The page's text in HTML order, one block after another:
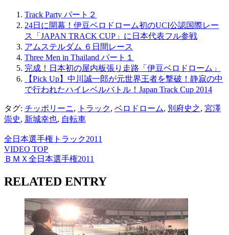
Track Party パート２
24日に開幕！伊豆ベロドローム初のUCI公認国際レー
ス「JAPAN TRACK CUP」に日本代表フル参戦
アムステルダム ６日間レース
Three Men in Thailand パート１
完成！日本初の屋内板張り走路「伊豆ベロドローム」
【Pick Up】中川誠一郎が元世界王者を撃破！静寂の中
で行われたハイレベルバトル！Japan Track Cup 2014
タグ: チッポリーニ, トラック, ベロドローム, 別府史之, 宮澤
崇史, 新城幸也, 自転車
全日本選手権トラック2011
VIDEO TOP
ＢＭＸ全日本選手権2011
RELATED ENTRY